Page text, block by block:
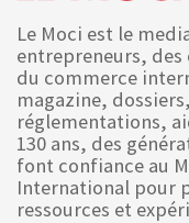
Le Moci est le
entrepreneurs,
du commerce
magazine,
réglementations,
130 ans, des
font confiance au
International pour
ressources et